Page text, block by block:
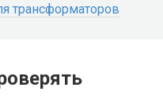
трансформаторов